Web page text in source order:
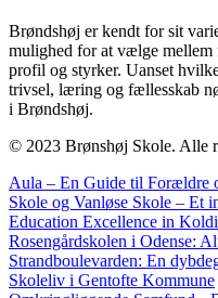
Brøndshøj er kendt for sit
mulighed for at vælge mellem
profil og styrker. Uanset
trivsel, læring og fællesskab
i Brøndshøj.
© 2023 Brønshøj Skole. Alle
Aula – En Guide til Forældre
Skole og Vanløse Skole – Et
Education Excellence in
Rosengårdskolen i Odense:
Strandboulevarden: En
Skoleliv i Gentofte Kommune